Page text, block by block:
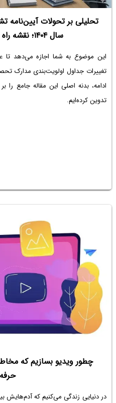
تحلیلی بر تحولات
سال ۱۴۰۴؛ نقشه راه ارتقا و کسب رتبه
این موضوع به شما اجازه می‌دهد تا
تغییرات جداول اولویت‌بندی مدارک
تدوین کرده‌ایم.
در دنیایی زندگی می‌کنیم که آدم‌هایش